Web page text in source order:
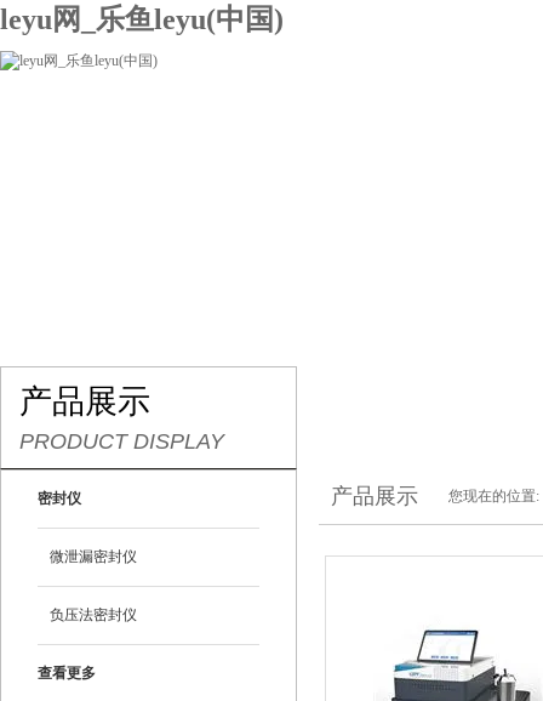
leyu网_乐鱼leyu(中国)
产品展示
PRODUCT DISPLAY
密封仪
微泄漏密封仪
负压法密封仪
查看更多
产品展示 您现在的位置: